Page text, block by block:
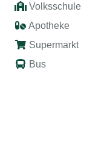
Volksschule
Apotheke
Supermarkt
Bus